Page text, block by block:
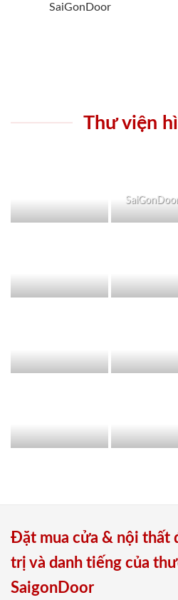
SaiGonDoor
Thư viện
Đặt mua cửa & nội thất
trị và danh tiếng của
SaigonDoor